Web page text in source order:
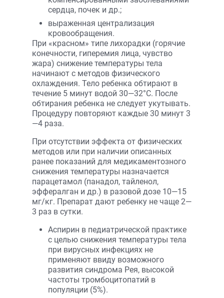
сердца, почек и др.;
выраженная централизация
кровообращения.
При «красном» типе лихорадки (горячие
конечности, гиперемия лица, чувство
жара) снижение температуры тела
начинают с методов физического
охлаждения. Тело ребенка обтирают в
течение 5 минут водой 30—32°С. После
обтирания ребенка не следует укутывать.
Процедуру повторяют каждые 30 минут 3
—4 раза.
При отсутствии эффекта от физических
методов или при наличии описанных
ранее показаний для медикаментозного
снижения температуры назначается
парацетамол (панадол, тайленол,
эффералган и др.) в разовой дозе 10—15
мг/кг. Препарат дают ребенку не чаще 2—
3 раз в сутки.
Аспирин в педиатрической практике
с целью снижения температуры тела
при вирусных инфекциях не
применяют ввиду возможного
развития синдрома Рея, высокой
частоты тромбоцитопатий в
популяции (5%).